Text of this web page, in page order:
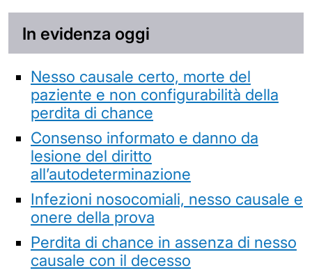
In evidenza oggi
Nesso causale certo, morte del
paziente e non configurabilità della
perdita di chance
Consenso informato e danno da
lesione del diritto
all’autodeterminazione
Infezioni nosocomiali, nesso causale e
onere della prova
Perdita di chance in assenza di nesso
causale con il decesso